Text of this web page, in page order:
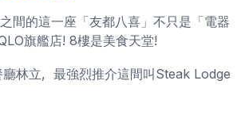
間的這一座「友都八喜」不只是「電器
旗艦店! 8樓是美食天堂!
廳林立, 最強烈推介這間叫Steak Lodge